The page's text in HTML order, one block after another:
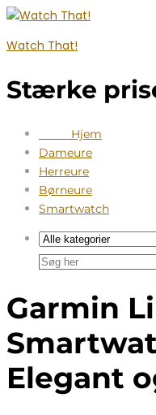
Watch That!
Stærke
Hjem
Dameure
Herreure
Børneure
Smartwatch
Garmin
Elegant